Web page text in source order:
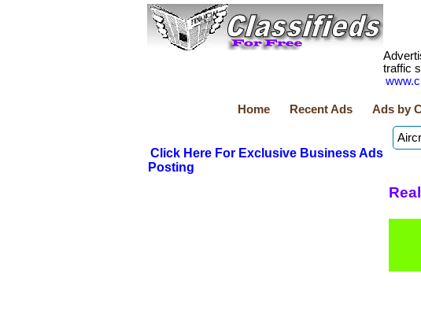
traffic
Home Recent Ads Ads by
Click Here For Exclusive Business Ads
Posting